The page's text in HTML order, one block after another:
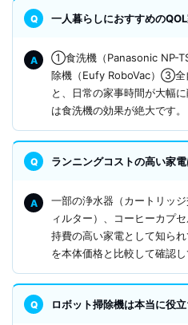
一人暮らしにおすすめの
①食洗機（Panasonic NP-
除機（Eufy RoboVac）③全
と、日常の家事時間が大幅
は食洗機の効果が絶大です。
ランニングコストの高い家
一部の浄水器（カートリッ
ィルター）、コーヒーカプ
持費の高い家電として知ら
を本体価格と比較して確認し
ロボット掃除機は本当に役